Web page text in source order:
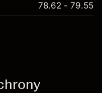
78.62 - 79.55